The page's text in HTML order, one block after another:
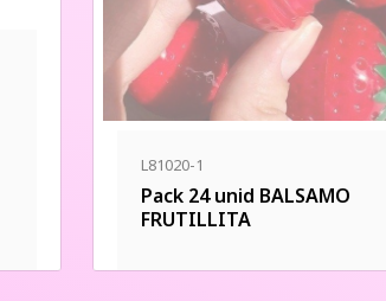
L81020-1
Pack 24 unid BALSAMO
FRUTILLITA